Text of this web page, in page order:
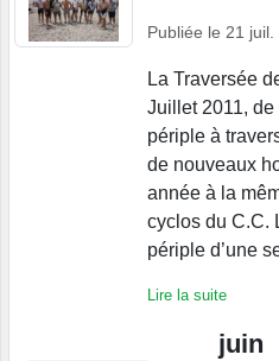
Publiée le 21 juil.
La Traversée
Juillet 2011,
périple à
de nouveaux
année à la
cyclos du C.C.
périple d’une
Lire la suite
juin